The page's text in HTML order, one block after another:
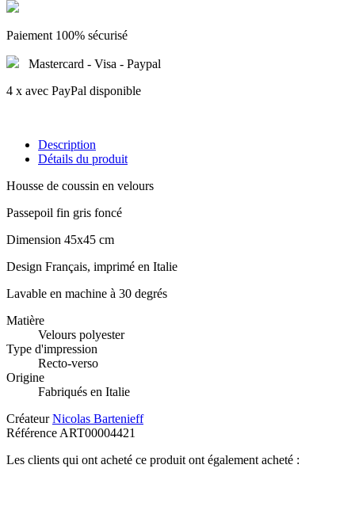
Paiement 100% sécurisé
Mastercard - Visa - Paypal
4 x avec PayPal disponible
Description
Détails du produit
Housse de coussin en velours
Passepoil fin gris foncé
Dimension 45x45 cm
Design Français, imprimé en Italie
Lavable en machine à 30 degrés
Matière
Velours polyester
Type d'impression
Recto-verso
Origine
Fabriqués en Italie
Créateur Nicolas Bartenieff
RéférenceART00004421
Les clients qui ont acheté ce produit ont également acheté :